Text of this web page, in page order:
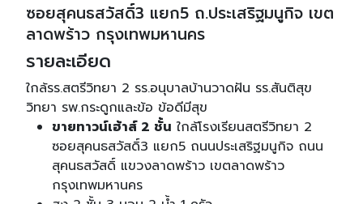
ซอยสุคนธสวัสดิ์3 แยก5 ถ.ประเสริฐมนูกิจ เขต
ลาดพร้าว กรุงเทพมหานคร
รายละเอียด
ใกล้รร.สตรีวิทยา 2 รร.อนุบาลบ้านวาดฝัน รร.สันติสุข
วิทยา รพ.กระดูกและข้อ ข้อดีมีสุข
ขายทาวน์เฮ้าส์ 2 ชั้น ใกล้โรงเรียนสตรีวิทยา 2
ซอยสุคนธสวัสดิ์3 แยก5 ถนนประเสริฐมนูกิจ ถนน
สุคนธสวัสดิ์ แขวงลาดพร้าว เขตลาดพร้าว
กรุงเทพมหานคร